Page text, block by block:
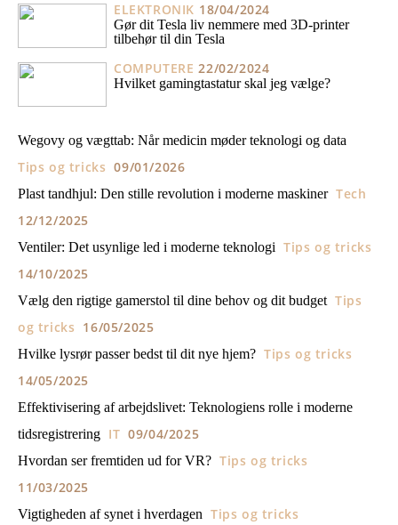
ELEKTRONIK 18/04/2024
Gør dit Tesla liv nemmere med 3D-printer
tilbehør til din Tesla
COMPUTERE 22/02/2024
Hvilket gamingtastatur skal jeg vælge?
Wegovy og vægttab: Når medicin møder teknologi og data
Tips og tricks 09/01/2026
Plast tandhjul: Den stille revolution i moderne maskiner Tech
12/12/2025
Ventiler: Det usynlige led i moderne teknologi Tips og tricks
14/10/2025
Vælg den rigtige gamerstol til dine behov og dit budget Tips
og tricks 16/05/2025
Hvilke lysrør passer bedst til dit nye hjem? Tips og tricks
14/05/2025
Effektivisering af arbejdslivet: Teknologiens rolle i moderne
tidsregistrering IT 09/04/2025
Hvordan ser fremtiden ud for VR? Tips og tricks
11/03/2025
Vigtigheden af synet i hverdagen Tips og tricks